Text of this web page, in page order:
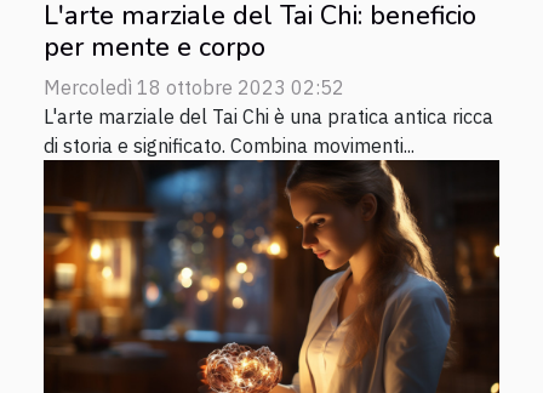
L'arte marziale del Tai Chi: beneficio
per mente e corpo
Mercoledì 18 ottobre 2023 02:52
L'arte marziale del Tai Chi è una pratica antica ricca
di storia e significato. Combina movimenti...